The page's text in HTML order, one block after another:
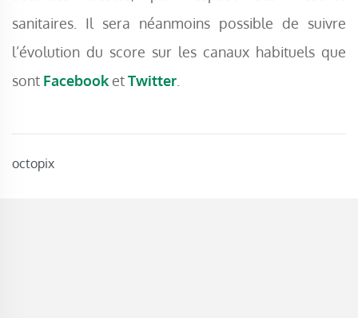
octopix
sanitaires. Il sera néanmoins possible de suivre
l’évolution du score sur les canaux habituels que
sont Facebook etTwitter